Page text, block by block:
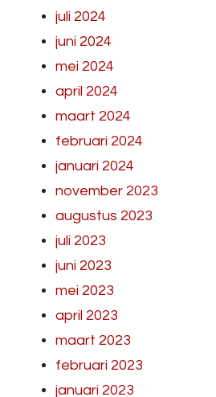
juli 2024
juni 2024
mei 2024
april 2024
maart 2024
februari 2024
januari 2024
november 2023
augustus 2023
juli 2023
juni 2023
mei 2023
april 2023
maart 2023
februari 2023
januari 2023